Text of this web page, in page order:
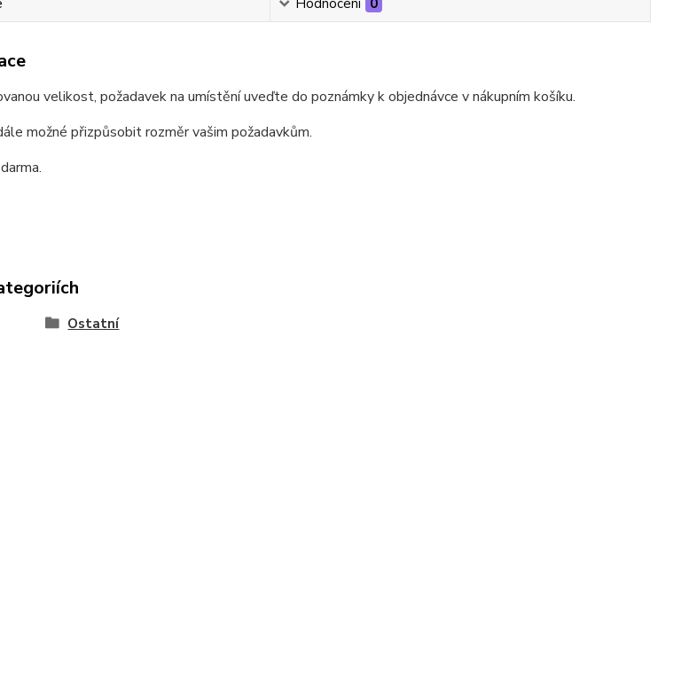
Hodnocení 0
velikost, požadavek na umístění uveďte do poznámky k objednávce v nákupním košíku.
možné přizpůsobit rozměr vašim požadavkům.
Ostatní